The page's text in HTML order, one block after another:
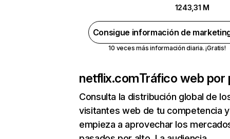
1243,31 M
Consigue información de
10 veces más información diaria. ¡Gratis!
netflix.comTráfico web por
Consulta la distribución global de
visitantes web de tu competencia y
empieza a aprovechar los